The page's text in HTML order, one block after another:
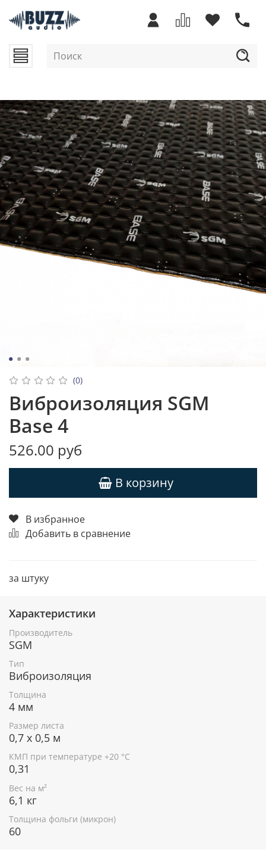
(0)
Виброизоляция SGM
Base 4
526.00 руб
В корзину
В избранное
Добавить в сравнение
за штуку
Характеристики
Производитель
SGM
Тип
Виброизоляция
Толщина
4 мм
Размер листа
0,7 х 0,5 м
КМП при температуре +20 °С
0,31
Вес на м²
6,1 кг
Толщина фольги (микрон)
60